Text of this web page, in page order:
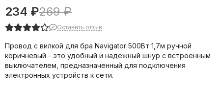
Датчики, реле электрические
Системы умный дом
Гофра, металлорукав, труба ПВХ
Коробки монтажные
Кабель каналы
234 ₽269 ₽
Оставить отзыв
Провод с вилкой для бра Navigator 500Вт 1,7м ручной
коричневый - это удобный и надежный шнур с встроенным
выключателем, предназначенный для подключения
электронных устройств к сети.